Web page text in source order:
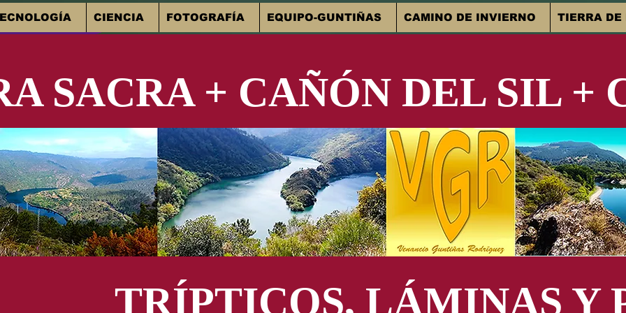
a Santiago CIENCIA FOTOGRAFÍA EQUIPO-GUNTIÑAS CAMINO DE INVIERNO TIERRA DE
SACRA + CAÑÓN DEL SIL +
TRÍPTICOS, LÁMINAS Y